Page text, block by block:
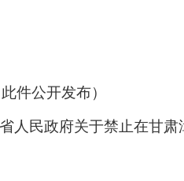
此件公开发布）
人民政府关于禁止在甘